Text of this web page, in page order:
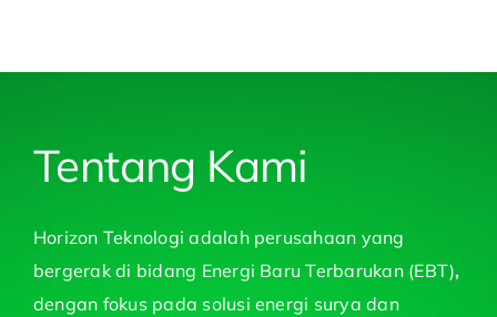
Tentang Kami
Horizon Teknologi adalah perusahaan yang
bergerak di bidang Energi Baru Terbarukan (EBT),
dengan fokus pada solusi energi surya dan